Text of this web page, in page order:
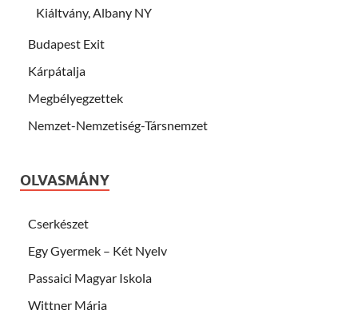
Kiáltvány, Albany NY
Budapest Exit
Kárpátalja
Megbélyegzettek
Nemzet-Nemzetiség-Társnemzet
OLVASMÁNY
Cserkészet
Egy Gyermek – Két Nyelv
Passaici Magyar Iskola
Wittner Mária